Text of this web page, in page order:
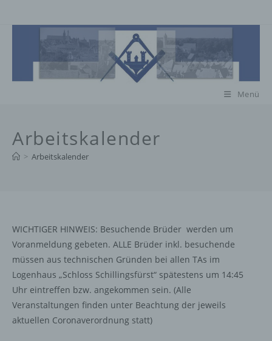
Inhalt
Menü
Arbeitskalender
> Arbeitskalender
WICHTIGER HINWEIS: Besuchende Brüder werden um
Voranmeldung gebeten. ALLE Brüder inkl. besuchende
müssen aus technischen Gründen bei allen TAs im
Logenhaus „Schloss Schillingsfürst“ spätestens um 14:45
Uhr eintreffen bzw. angekommen sein. (Alle
Veranstaltungen finden unter Beachtung der jeweils
aktuellen Coronaverordnung statt)